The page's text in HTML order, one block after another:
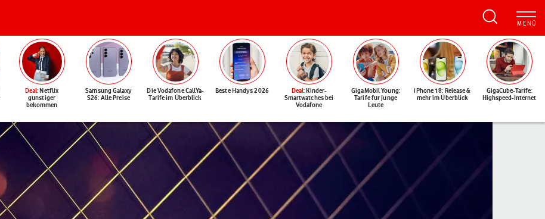
Deal: Netflix
günstiger
bekommen
Samsung Galaxy
S26: Alle Preise
Die Vodafone CallYa-
Tarife im Überblick
Beste Handys 2026 Deal: Kinder-
Smartwatches bei
Vodafone
GigaMobil Young:
Tarife für junge
Leute
iPhone 18: Release &
mehr im Überblick
GigaCube-Tarife:
Highspeed-Internet